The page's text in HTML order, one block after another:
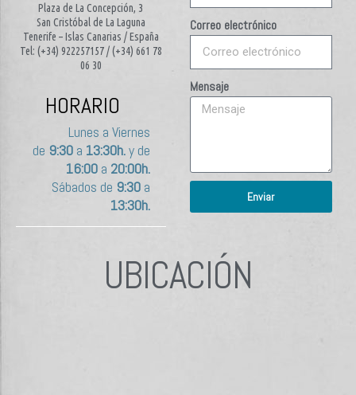
Plaza de La Concepción, 3
San Cristóbal de La Laguna
Tenerife – Islas Canarias / España
Tel: (+34) 922257157 / (+34) 661 78
06 30
HORARIO
Lunes a Viernes
de 9:30a 13:30h.y de
16:00a 20:00h.
Sábados de 9:30a
13:30h.
Correo electrónico
Mensaje
Enviar
UBICACIÓN